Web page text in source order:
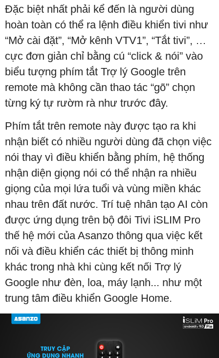
Đặc biệt nhất phải kể đến là người dùng
hoàn toàn có thể ra lệnh điều khiển tivi như
“Mở cài đặt”, “Mở kênh VTV1”, “Tắt tivi”, …
cực đơn giản chỉ bằng cú “click & nói” vào
biểu tượng phím tắt Trợ lý Google trên
remote mà không cần thao tác “gõ” chọn
từng ký tự rườm rà như trước đây.
Phím tắt trên remote này được tạo ra khi
nhận biết có nhiều người dùng đã chọn việc
nói thay vì điều khiển bằng phím, hệ thống
nhận diện giọng nói có thể nhận ra nhiều
giọng của mọi lứa tuổi và vùng miền khác
nhau trên đất nước. Trí tuệ nhân tạo AI còn
được ứng dụng trên bộ đôi Tivi iSLIM Pro
thế hệ mới của Asanzo thông qua việc kết
nối và điều khiển các thiết bị thông minh
khác trong nhà khi cùng kết nối Trợ lý
Google như đèn, loa, máy lạnh... như một
trung tâm điều khiển Google Home.